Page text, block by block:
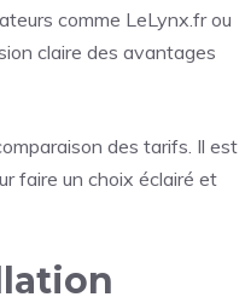
comme LeLynx.fr ou
claire des avantages
des tarifs. Il est
faire un choix éclairé et